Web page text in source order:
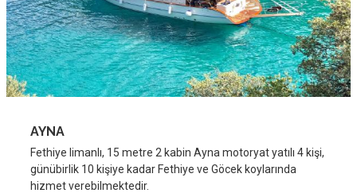
AYNA
Fethiye limanlı, 15 metre 2 kabin Ayna motoryat yatılı 4 kişi,
günübirlik 10 kişiye kadar Fethiye ve Göcek koylarında
hizmet verebilmektedir.